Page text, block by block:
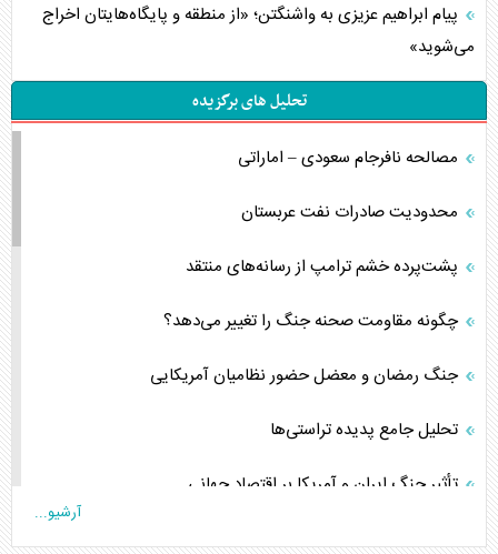
پیام ابراهیم عزیزی به واشنگتن؛ «از منطقه و پایگاه‌هایتان اخراج
می‌شوید»
تحلیل های برگزیده
مصالحه نافرجام سعودی – اماراتی
محدودیت صادرات نفت عربستان
پشت‌پرده خشم ترامپ از رسانه‌های منتقد
چگونه مقاومت صحنه جنگ را تغییر می‌دهد؟
جنگ رمضان و معضل حضور نظامیان آمریکایی
تحلیل جامع پدیده تراستی‌ها
تأثیر جنگ ایران و آمریکا بر اقتصاد جهانی
تخریب پل‌ها در اوکراین و فروپاشی روایت دوگانه غرب
آرشیو...